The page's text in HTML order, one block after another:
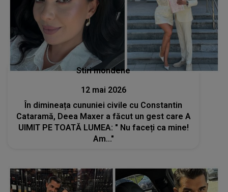
Stiri mondene
12 mai 2026
În dimineața cununiei civile cu Constantin
Cataramă, Deea Maxer a făcut un gest care A
UIMIT PE TOATĂ LUMEA: " Nu faceți ca mine!
Am..."